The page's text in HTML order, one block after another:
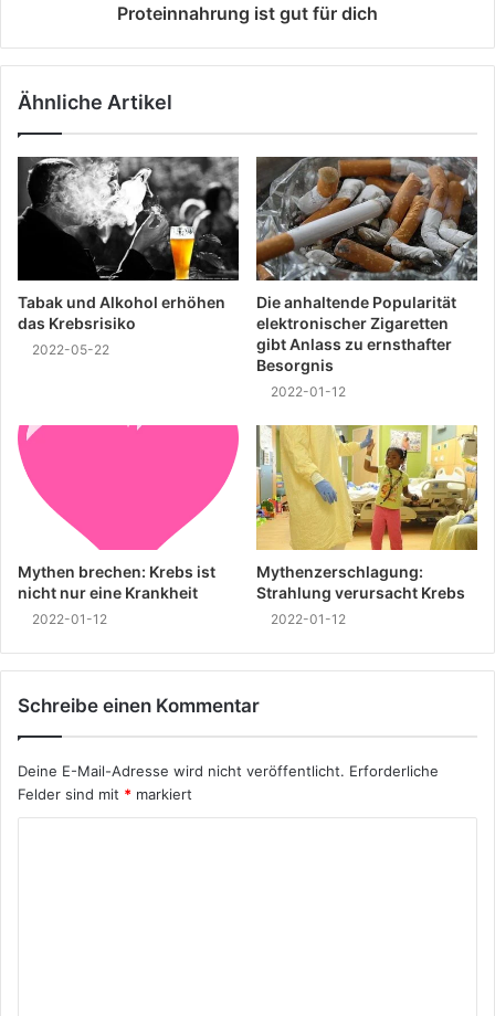
Proteinnahrung ist gut für dich
Ähnliche Artikel
Tabak und Alkohol erhöhen
das Krebsrisiko
2022-05-22
Die anhaltende Popularität
elektronischer Zigaretten
gibt Anlass zu ernsthafter
Besorgnis
2022-01-12
Mythen brechen: Krebs ist
nicht nur eine Krankheit
2022-01-12
Mythenzerschlagung:
Strahlung verursacht Krebs
2022-01-12
Schreibe einen Kommentar
Deine E-Mail-Adresse wird nicht veröffentlicht. Erforderliche
Felder sind mit * markiert